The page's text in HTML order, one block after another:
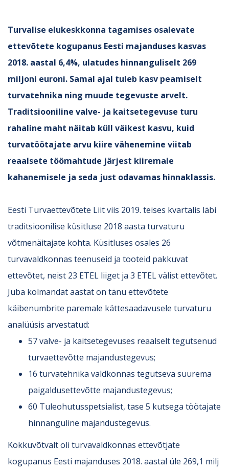
Turvalise elukeskkonna tagamises osalevate
ettevõtete kogupanus Eesti majanduses kasvas
2018. aastal 6,4%, ulatudes hinnanguliselt 269
miljoni euroni. Samal ajal tuleb kasv peamiselt
turvatehnika ning muude tegevuste arvelt.
Traditsiooniline valve- ja kaitsetegevuse turu
rahaline maht näitab küll väikest kasvu, kuid
turvatöötajate arvu kiire vähenemine viitab
reaalsete töömahtude järjest kiiremale
kahanemisele ja seda just odavamas hinnaklassis.
Eesti Turvaettevõtete Liit viis 2019. teises kvartalis läbi
traditsioonilise küsitluse 2018 aasta turvaturu
võtmenäitajate kohta. Küsitluses osales 26
turvavaldkonnas teenuseid ja tooteid pakkuvat
ettevõtet, neist 23 ETEL liiget ja 3 ETEL välist ettevõtet.
Juba kolmandat aastat on tänu ettevõtete
käibenumbrite paremale kättesaadavusele turvaturu
analüüsis arvestatud:
57 valve- ja kaitsetegevuses reaalselt tegutsenud
turvaettevõtte majandustegevus;
16 turvatehnika valdkonnas tegutseva suurema
paigaldusettevõtte majandustegevus;
60 Tuleohutusspetsialist, tase 5 kutsega töötajate
hinnanguline majandustegevus.
Kokkuvõtvalt oli turvavaldkonnas ettevõtjate
kogupanus Eesti majanduses 2018. aastal üle 269,1 milj